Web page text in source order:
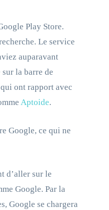
Play Store.
Le service
auparavant
la barre de
ont rapport avec
Aptoide.
Google, ce qui ne
d’aller sur le
Google. Par la
Google se chargera